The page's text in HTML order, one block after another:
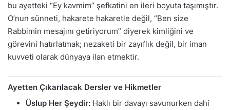
bu ayetteki “Ey kavmim” şefkatini en ileri boyuta taşımıştır.
O’nun sünneti, hakarete hakaretle değil, “Ben size
Rabbimin mesajını getiriyorum” diyerek kimliğini ve
görevini hatırlatmak; nezaketi bir zayıflık değil, bir iman
kuvveti olarak dünyaya ilan etmektir.
Ayetten Çıkarılacak Dersler ve Hikmetler
Üslup Her Şeydir: Haklı bir davayı savunurken dahi